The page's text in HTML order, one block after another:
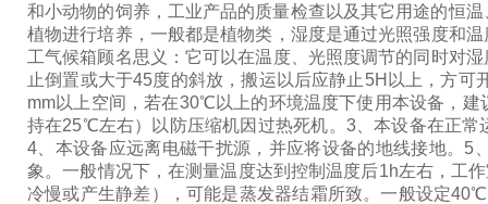
和小动物的饲养，工业产品的质量检查以及其它用途的恒
植物进行培养，一般都是植物类，湿度是通过光照强度和
工气候箱顾名思义：它可以在温度、光照度调节的同时对
止倒置或大于45度的斜放，搬运以后应静止5H以上，方
mm以上空间，若在30℃以上的环境温度下使用本设备，
持在25℃左右）以防压缩机因过热死机。3、本设备在正
4、本设备应远离电磁干扰源，并应将设备的地线接地。5
象。一般情况下，在测量温度达到控制温度后1h左右，工
冷慢或产生静差），可能是蒸发器结霜所致。一般设定